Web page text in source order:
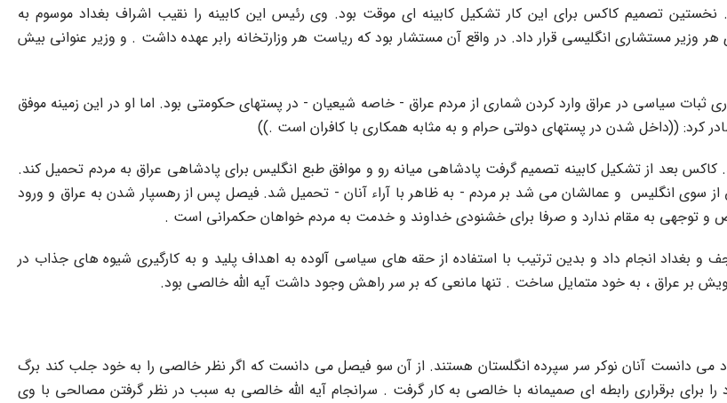
تصمیم کاکس براى این کار تشکیل کابینه اى موقت بود. وى رئیس این کابینه را نقیب اشراف بغداد موسوم به
هر وزیر مستشارى انگلیسى قرار داد. در واقع آن مستشار بود که ریاست هر وزارتخانه رابر عهده داشت . و وزیر عنوانى بیش
ثبات سیاسى در عراق وارد کردن شمارى از مردم عراق - خاصه شیعیان - در پستهاى حکومتى بود. اما او در این زمینه موفق
کرد: ((داخل شدن در پستهاى دولتى حرام و به مثابه همکارى با کافران است .))
کاکس بعد از تشکیل کابینه تصمیم گرفت پادشاهى میانه رو و موافق طبع انگلیس براى پادشاهى عراق به مردم تحمیل کند.
انگلیس ‍ و عمالشان مى شد بر مردم - به ظاهر با آراء آنان - تحمیل شد. فیصل پس از رهسپار شدن به عراق و ورود
و توجهى به مقام ندارد و صرفا براى خشنودى خداوند و خدمت به مردم خواهان حکمرانى است .
بغداد انجام داد و بدین ترتیب با استفاده از حقه هاى سیاسى آلوده به اهداف پلید و به کارگیرى شیوه هاى جذاب در
بر عراق ، به خود متمایل ساخت . تنها مانعى که بر سر راهش وجود داشت آیه الله خالصى بود.
مى دانست آنان نوکر سر سپرده انگلستان هستند. از آن سو فیصل مى دانست که اگر نظر خالصى را به خود جلب کند برگ
برقرارى رابطه اى صمیمانه با خالصى به کار گرفت . سرانجام آیه الله خالصى به سبب در نظر گرفتن مصالحى با وى